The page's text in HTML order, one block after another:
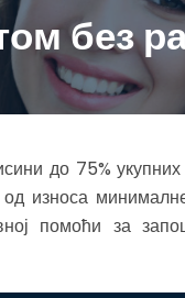
без
до 75%
износа
помоћи за